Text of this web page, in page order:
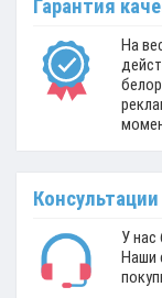
Гарантия
На
Консультации
У нас
Наши